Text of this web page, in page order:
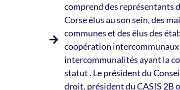
comprend des représentants
Corse élus au son sein, des
communes et des élus des
coopération intercommunaux
intercommunalités ayant la
statut . Le président du
droit, président du CASIS 2B